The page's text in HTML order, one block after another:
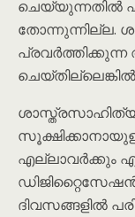
ചെയ്യുന്നതിൽ
തോന്നുന്നില്ല.
എല്ലാവർക്കും
ദിവസങ്ങളിൽ